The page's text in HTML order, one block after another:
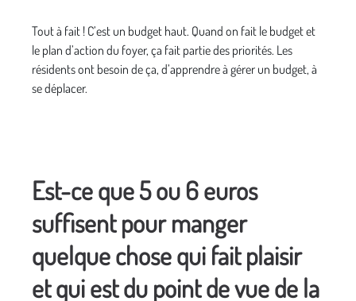
Tout à fait ! C’est un budget haut. Quand on fait le budget et
le plan d’action du foyer, ça fait partie des priorités. Les
résidents ont besoin de ça, d’apprendre à gérer un budget, à
se déplacer.
Est-ce que 5 ou 6 euros
suffisent pour manger
quelque chose qui fait plaisir
et qui est du point de vue de la